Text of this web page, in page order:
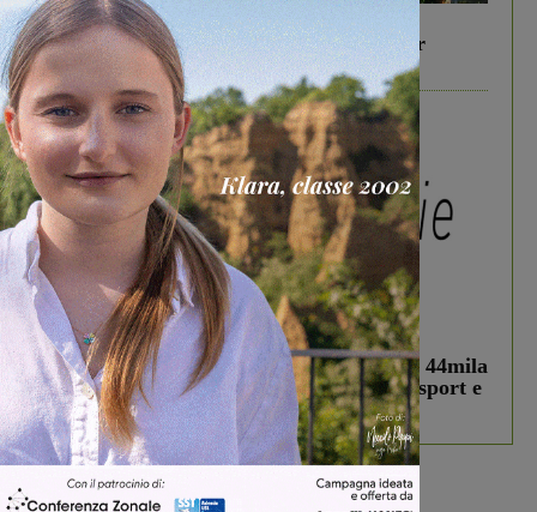
In vetrina 6 Agosto 2026
Gita di famiglia a Firenze: 5 idee per far
divertire i tuoi figli
In vetrina 3 Agosto 2026
Estra Notizie agosto: Smart Cities, oltre 44mila
studenti coinvolti, torna il bando per lo sport e
debutta il podcast Estrair